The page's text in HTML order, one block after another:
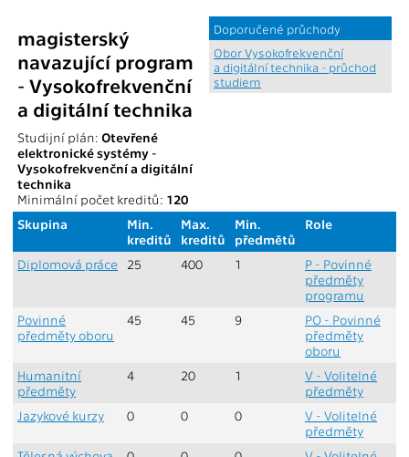
magisterský
navazující program
- Vysokofrekvenční
a digitální technika
Studijní plán: Otevřené
elektronické systémy -
Vysokofrekvenční a digitální
technika
Minimální počet kreditů: 120
Doporučené průchody
Obor Vysokofrekvenční
a digitální technika - průchod
studiem
Skupina
Min.
kreditů
Max.
kreditů
Min.
předmětů
Role
Diplomová práce 25 400 1
P - Povinné
předměty
programu
Povinné
předměty oboru
45 45 9
PO - Povinné
předměty
oboru
Humanitní
předměty
4 20 1
V - Volitelné
předměty
Jazykové kurzy
0 0 0
V - Volitelné
předměty